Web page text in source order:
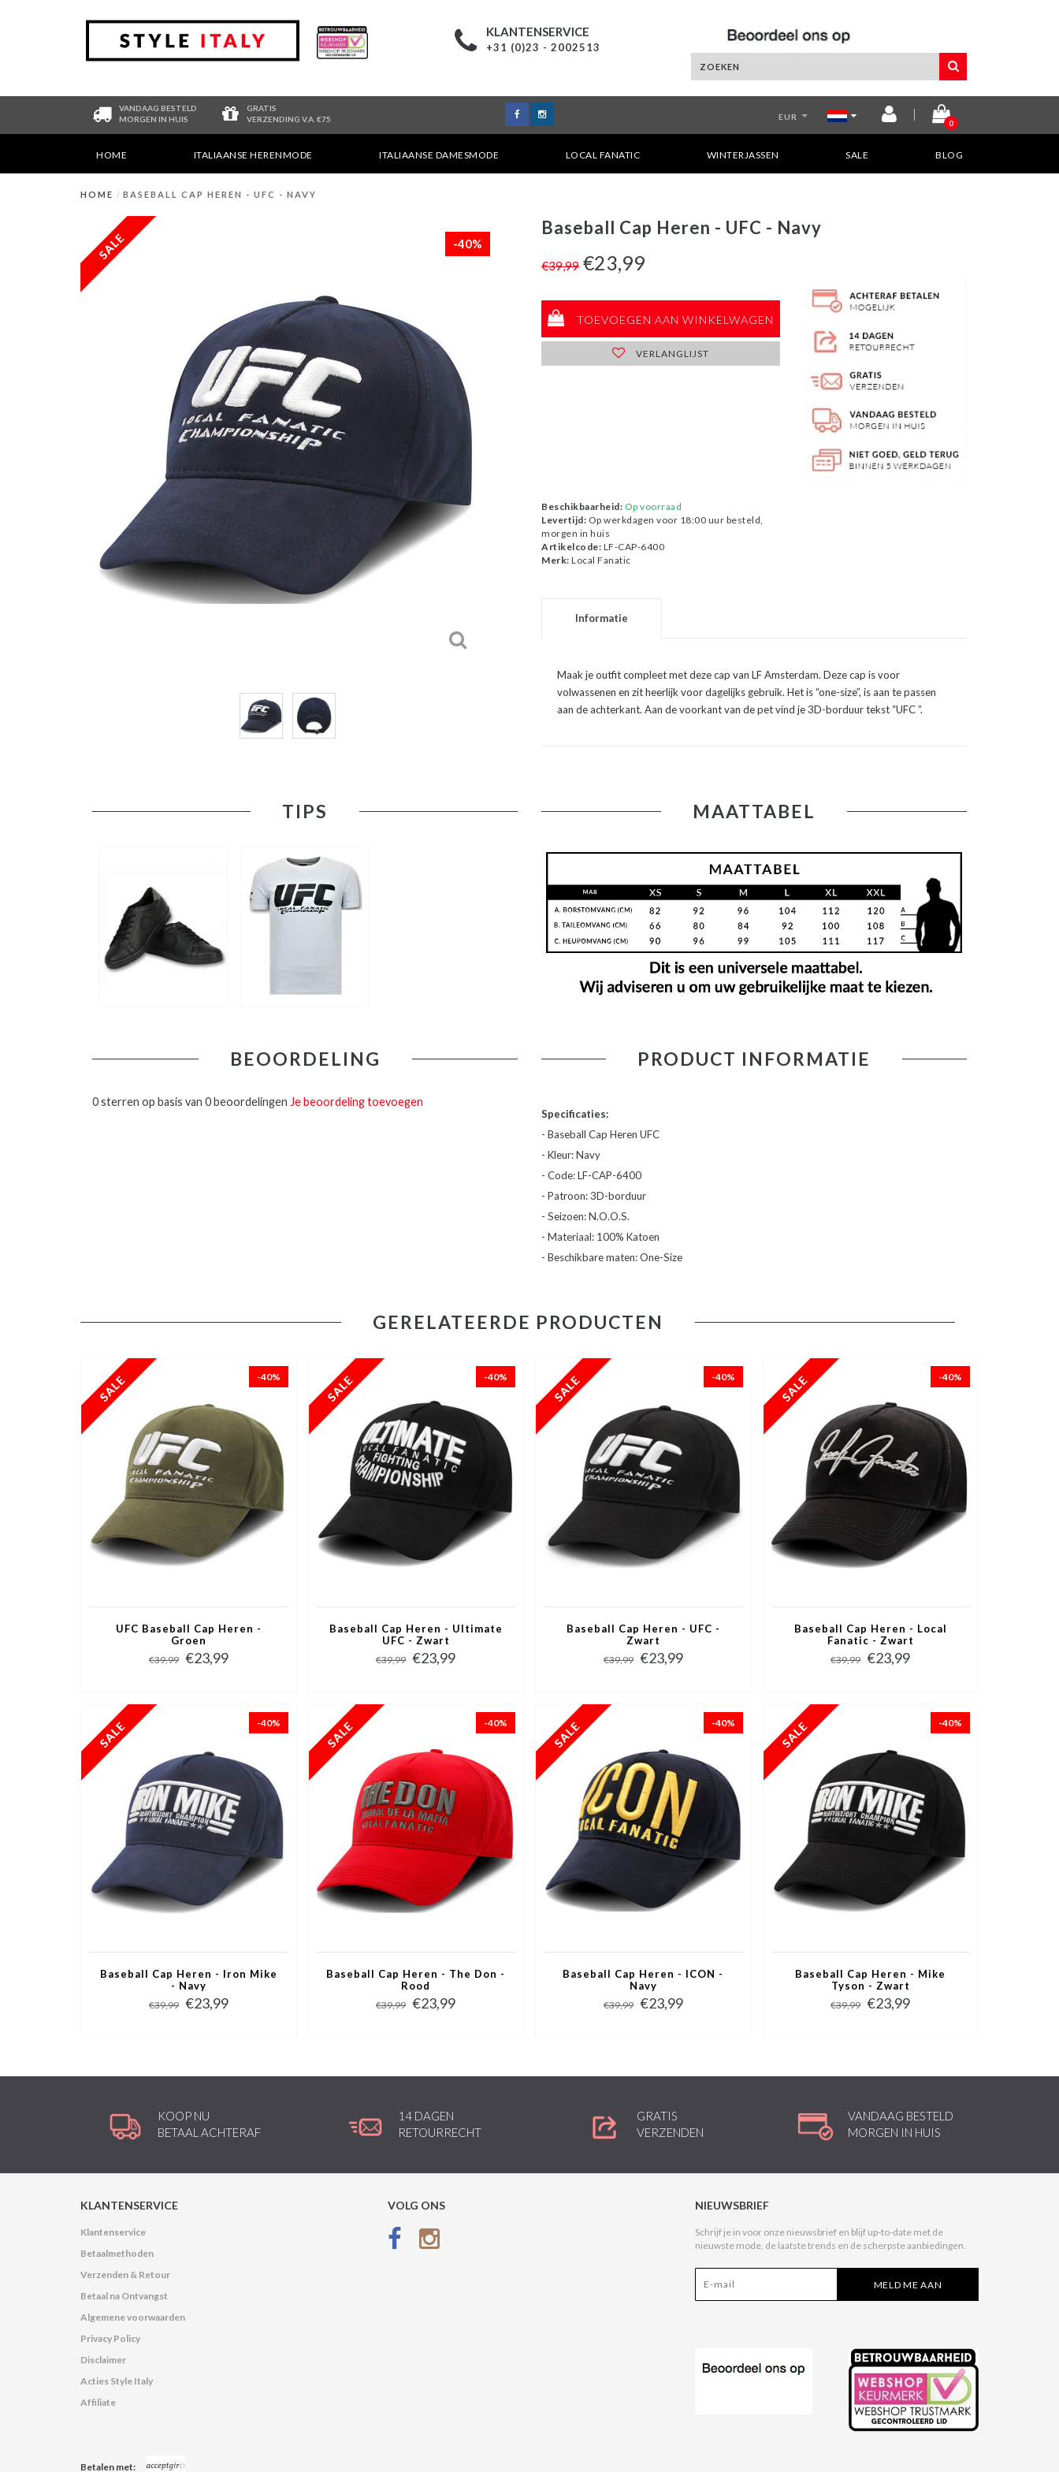
KLANTENSERVICE
+31 (0)23 - 2002513
VANDAAG BESTELD
MORGEN IN HUIS
GRATIS
VERZENDING V.A. €75
EUR
0
HOME ITALIAANSE HERENMODE ITALIAANSE DAMESMODE LOCAL FANATIC WINTERJASSEN SALE BLOG
HOME / BASEBALL CAP HEREN - UFC - NAVY
-40%
Baseball Cap Heren - UFC - Navy
€39,99 €23,99
TOEVOEGEN AAN WINKELWAGEN
VERLANGLIJST
Beschikbaarheid: Op voorraad
Levertijd: Op werkdagen voor 18:00 uur besteld,
morgen in huis
Artikelcode: LF-CAP-6400
Merk: Local Fanatic
Informatie
Maak je outfit compleet met deze cap van LF Amsterdam. Deze cap is voor
volwassenen en zit heerlijk voor dagelijks gebruik. Het is “one-size”, is aan te passen
aan de achterkant. Aan de voorkant van de pet vind je 3D-borduur tekst “UFC ”.
TIPS MAATTABEL
BEOORDELING
0 sterren op basis van 0 beoordelingen Je beoordeling toevoegen
PRODUCT INFORMATIE
Specificaties:
- Baseball Cap Heren UFC
- Kleur: Navy
- Code: LF-CAP-6400
- Patroon: 3D-borduur
- Seizoen: N.O.O.S.
- Materiaal: 100% Katoen
- Beschikbare maten: One-Size
GERELATEERDE PRODUCTEN
-40%
UFC Baseball Cap Heren -
Groen
€39,99 €23,99
-40%
Baseball Cap Heren - Ultimate
UFC - Zwart
€39,99 €23,99
-40%
Baseball Cap Heren - UFC -
Zwart
€39,99 €23,99
-40%
Baseball Cap Heren - Local
Fanatic - Zwart
€39,99 €23,99
-40%
Baseball Cap Heren - Iron Mike
- Navy
€39,99 €23,99
-40%
Baseball Cap Heren - The Don -
Rood
€39,99 €23,99
-40%
Baseball Cap Heren - ICON -
Navy
€39,99 €23,99
-40%
Baseball Cap Heren - Mike
Tyson - Zwart
€39,99 €23,99
KOOP NU
BETAAL ACHTERAF
14 DAGEN
RETOURRECHT
GRATIS
VERZENDEN
VANDAAG BESTELD
MORGEN IN HUIS
KLANTENSERVICE
Klantenservice
Betaalmethoden
Verzenden & Retour
Betaal na Ontvangst
Algemene voorwaarden
Privacy Policy
Disclaimer
Acties Style Italy
Affiliate
VOLG ONS NIEUWSBRIEF
Schrijf je in voor onze nieuwsbrief en blijf up-to-date met de
nieuwste mode, de laatste trends en de scherpste aanbiedingen.
MELD ME AAN
Betalen met: